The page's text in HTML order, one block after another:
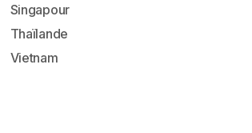
Singapour
Thaïlande
Vietnam